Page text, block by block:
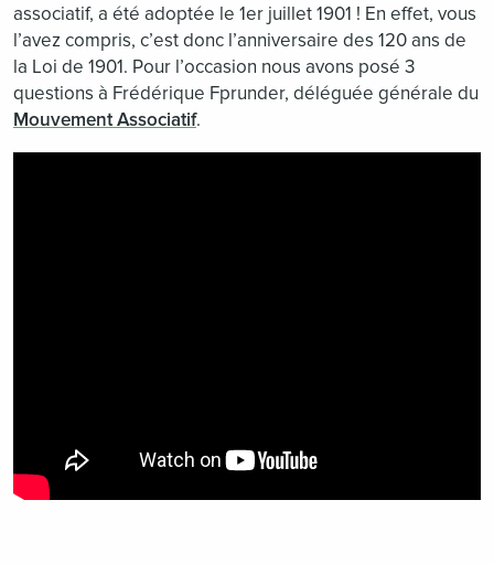
associatif, a été adoptée le 1er juillet 1901 ! En effet, vous
l’avez compris, c’est donc l’anniversaire des 120 ans de
la Loi de 1901. Pour l’occasion nous avons posé 3
questions à Frédérique Fprunder, déléguée générale du
Mouvement Associatif.